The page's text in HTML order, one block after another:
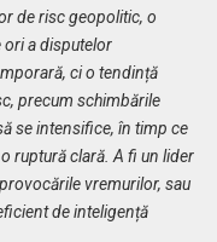
de risc geopolitic, o
ori a disputelor
ci o tendință
precum schimbările
se intensifice, în timp ce
ruptură clară. A fi un lider
vremurilor, sau
de inteligență